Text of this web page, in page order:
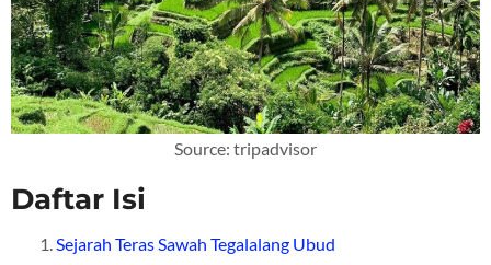
Source: tripadvisor
Daftar Isi
Sejarah Teras Sawah Tegalalang Ubud